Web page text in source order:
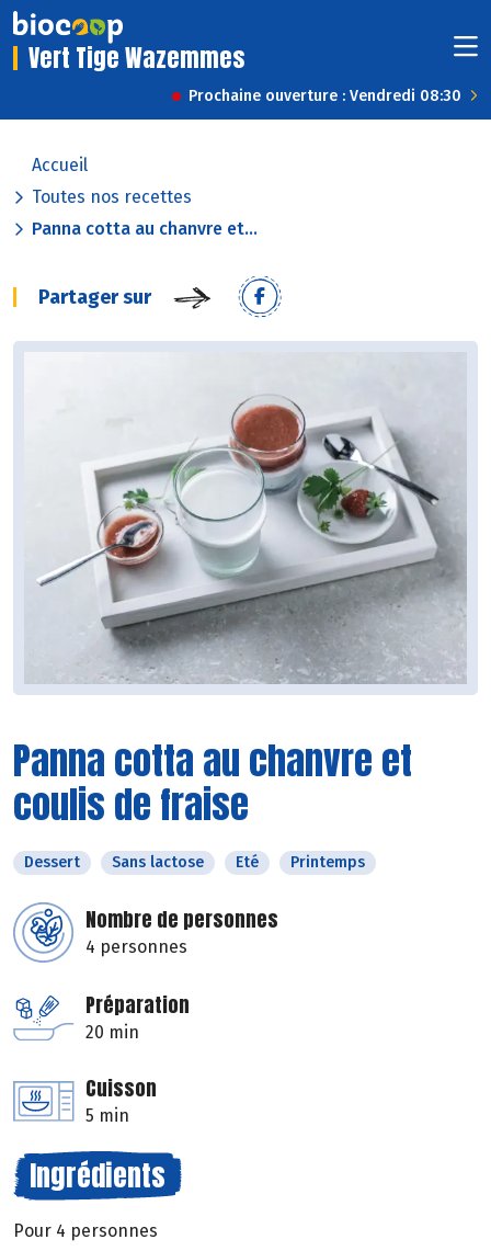
Vert Tige Wazemmes
Prochaine ouverture : Vendredi 08:30
Accueil
Toutes nos recettes
Panna cotta au chanvre et...
Partager sur
Panna cotta au chanvre et
coulis de fraise
Dessert Sans lactose Eté Printemps
Nombre de personnes
4 personnes
Préparation
20 min
Cuisson
5 min
Ingrédients
Pour 4 personnes